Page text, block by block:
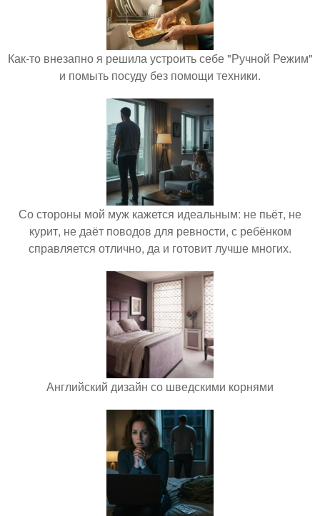
Как-то внезапно я решила устроить себе "Ручной Режим"
и помыть посуду без помощи техники.
Со стороны мой муж кажется идеальным: не пьёт, не
курит, не даёт поводов для ревности, с ребёнком
справляется отлично, да и готовит лучше многих.
Английский дизайн со шведскими корнями